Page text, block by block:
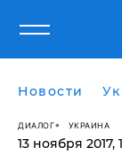
Новости
ДИАЛОГ УКРАИНА
13 ноября 2017,